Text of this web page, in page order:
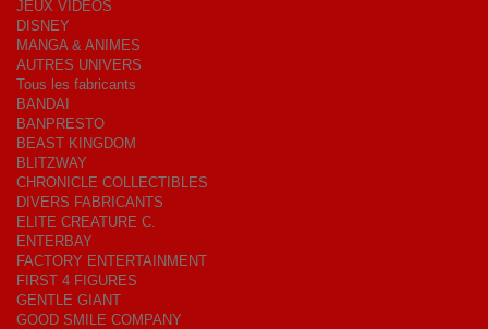
JEUX VIDEOS
DISNEY
MANGA & ANIMES
AUTRES UNIVERS
Tous les fabricants
BANDAI
BANPRESTO
BEAST KINGDOM
BLITZWAY
CHRONICLE COLLECTIBLES
DIVERS FABRICANTS
ELITE CREATURE C.
ENTERBAY
FACTORY ENTERTAINMENT
FIRST 4 FIGURES
GENTLE GIANT
GOOD SMILE COMPANY